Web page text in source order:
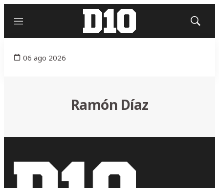
Menú
Mostrar
06 ago 2026
Ramón Díaz